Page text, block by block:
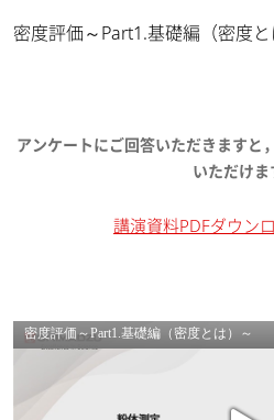
密度評価～Part1.基礎編（密度と
アンケートにご回答いただきますと
いただけま
講演資料PDFダウン